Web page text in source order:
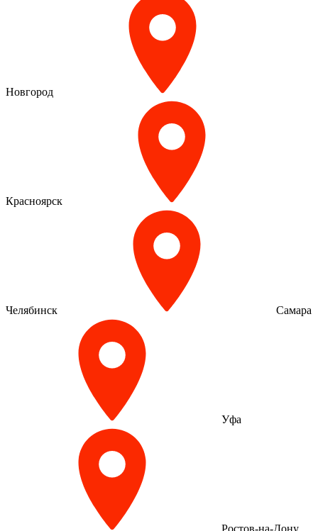
Новгород
Красноярск
Челябинск Самара
Уфа
Ростов-на-Дону